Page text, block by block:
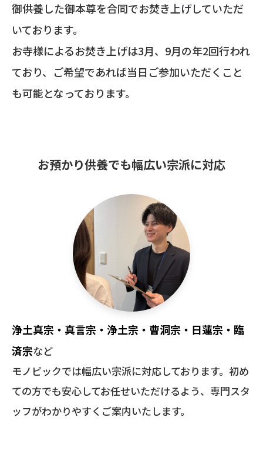
御供養した御本尊を合同でお焚き上げしていただ
いております。
お寺様によるお焚き上げは3月、9月の年2回行われ
ており、ご希望であれば当日ご参加いただくこと
も可能となっております。
お預かり供養でも幅広い宗派に対応
浄土真宗・真言宗・浄土宗・曹洞宗・日蓮宗・臨
済宗など
モノピックでは幅広い宗派に対応しております。初め
ての方でも安心してお任せいただけるよう、専門スタ
ッフがわかりやすくご案内いたします。